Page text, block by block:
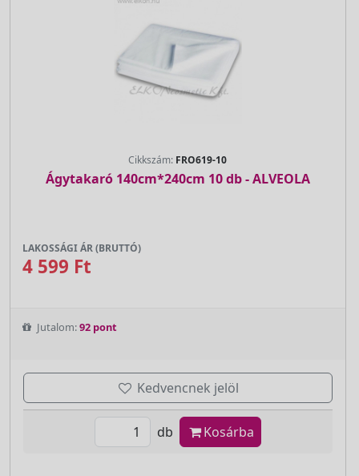
Cikkszám: FRO619-10
Ágytakaró 140cm*240cm 10 db - ALVEOLA
LAKOSSÁGI ÁR (BRUTTÓ)
4 599 Ft
Jutalom:92 pont
Kedvencnek jelöl
db Kosárba